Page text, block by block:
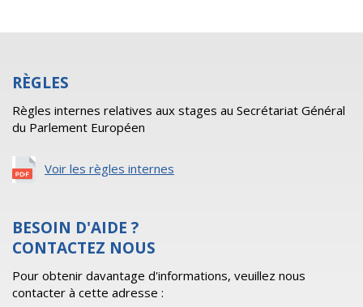
RÈGLES
Règles internes relatives aux stages au Secrétariat Général
du Parlement Européen
Voir les règles internes
BESOIN D'AIDE ?
CONTACTEZ NOUS
Pour obtenir davantage d'informations, veuillez nous
contacter à cette adresse :